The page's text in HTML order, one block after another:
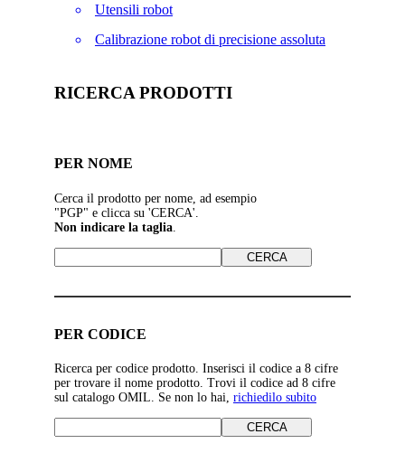
Utensili robot
Calibrazione robot di precisione assoluta
RICERCA PRODOTTI
PER NOME
Cerca il prodotto per nome, ad esempio
"PGP" e clicca su 'CERCA'.
Non indicare la taglia
PER CODICE
Ricerca per codice prodotto. Inserisci il codice a 8 cifre
per trovare il nome prodotto. Trovi il codice ad 8 cifre
sul catalogo OMIL. Se non lo hai, richiedilo subito